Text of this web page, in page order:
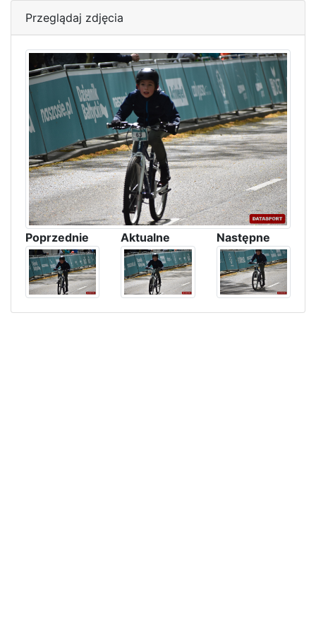
Przeglądaj zdjęcia
Poprzednie Aktualne Następne